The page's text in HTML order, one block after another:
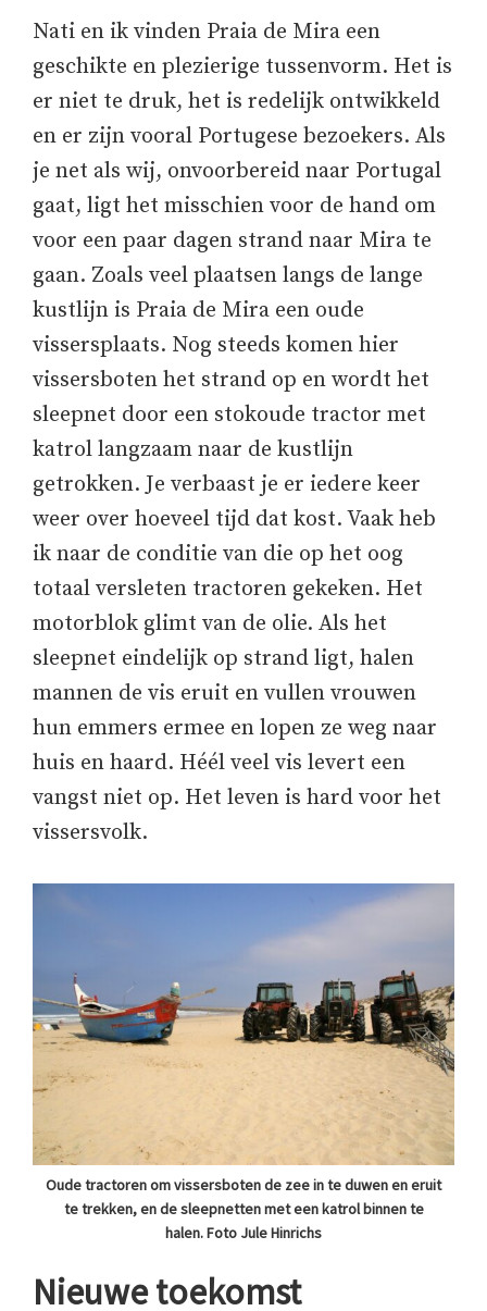
Nati en ik vinden Praia de Mira een
geschikte en plezierige tussenvorm. Het is
er niet te druk, het is redelijk ontwikkeld
en er zijn vooral Portugese bezoekers. Als
je net als wij, onvoorbereid naar Portugal
gaat, ligt het misschien voor de hand om
voor een paar dagen strand naar Mira te
gaan. Zoals veel plaatsen langs de lange
kustlijn is Praia de Mira een oude
vissersplaats. Nog steeds komen hier
vissersboten het strand op en wordt het
sleepnet door een stokoude tractor met
katrol langzaam naar de kustlijn
getrokken. Je verbaast je er iedere keer
weer over hoeveel tijd dat kost. Vaak heb
ik naar de conditie van die op het oog
totaal versleten tractoren gekeken. Het
motorblok glimt van de olie. Als het
sleepnet eindelijk op strand ligt, halen
mannen de vis eruit en vullen vrouwen
hun emmers ermee en lopen ze weg naar
huis en haard. Héél veel vis levert een
vangst niet op. Het leven is hard voor het
vissersvolk.
Oude tractoren om vissersboten de zee in te duwen en eruit
te trekken, en de sleepnetten met een katrol binnen te
halen. Foto Jule Hinrichs
Nieuwe toekomst